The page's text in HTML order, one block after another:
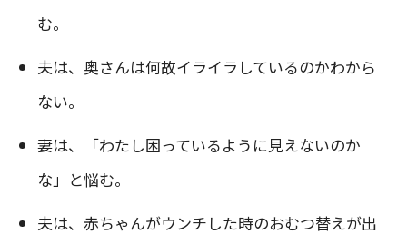
む。
夫は、奥さんは何故イライラしているのかわから
ない。
妻は、「わたし困っているように見えないのか
な」と悩む。
夫は、赤ちゃんがウンチした時のおむつ替えが出